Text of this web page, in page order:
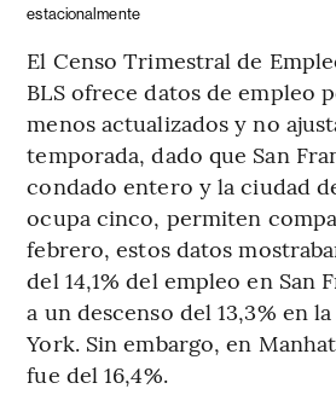
estacionalmente
El Censo Trimestral de
BLS ofrece datos de empleo
menos actualizados y no
temporada, dado que San
condado entero y la ciudad
ocupa cinco, permiten
febrero, estos datos
del 14,1% del empleo en San
a un descenso del 13,3% en
York. Sin embargo, en
fue del 16,4%.